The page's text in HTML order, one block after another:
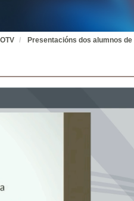
Presentacións dos alumnos